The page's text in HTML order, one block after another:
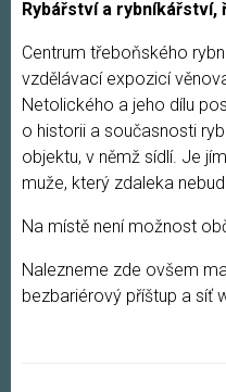
Rybářství a
Centrum třeboňského
vzdělávací expozicí
Netolického a jeho dílu
o historii a současnosti
objektu, v němž sídlí. Je
muže, který zdaleka
Na místě není možnost
Nalezneme zde ovšem
bezbariérový příštup a síť